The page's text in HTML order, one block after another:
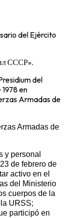
del Ejército
СССР».
del
en
Armadas de
Armadas de
y personal
de febrero de
activo en el
del Ministerio
cuerpos de la
URSS;
participó en